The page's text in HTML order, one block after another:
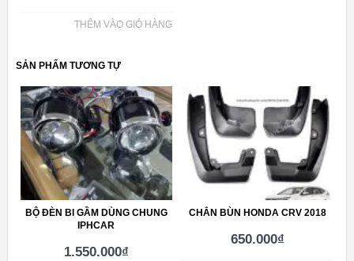
THÊM VÀO GIỎ HÀNG
SẢN PHẨM TƯƠNG TỰ
BỘ ĐÈN BI GẦM DÙNG CHUNG
IPHCAR
1.550.000₫
CHẮN BÙN HONDA CRV 2018
650.000₫